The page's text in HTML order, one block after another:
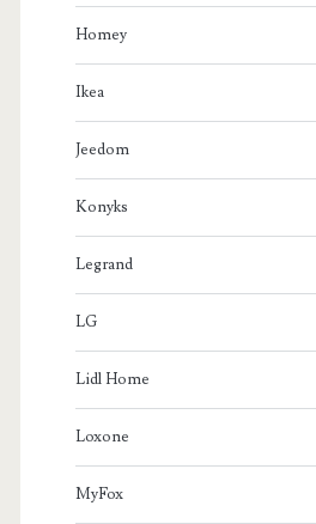
Homey
Ikea
Jeedom
Konyks
Legrand
LG
Lidl Home
Loxone
MyFox